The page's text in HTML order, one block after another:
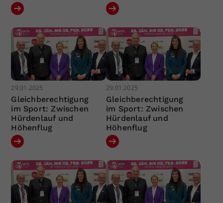
29.01.2025
Gleichberechtigung
im Sport: Zwischen
Hürdenlauf und
Höhenflug
29.01.2025
Gleichberechtigung
im Sport: Zwischen
Hürdenlauf und
Höhenflug